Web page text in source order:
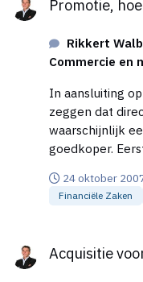
hangen zul je
geprobeerd,
initiatieven op
hebben het niet
onderwerpen en gen
gratis aan,
Probeer je
banners of
genoeg zijn. Maar kijk ook eens goed rond op
internet, er zijn
Het enige
Promotie,
Rikkert
Commercie en
In aansluiting
zeggen dat
waarschijnlijk
goedkoper. Eerst een mailing sturen lijkt weliswaar
je mailing niet
veel budget
24 oktober
Financiële Zaken
Acquisitie